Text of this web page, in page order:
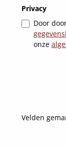
Privacy
Door
onze
Velden